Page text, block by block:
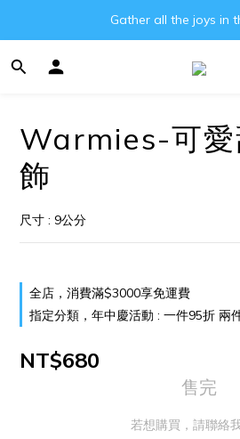
Gather all the joys in
Gather all the joys in
消費滿3000元即可享
Warmies-可愛
飾
尺寸 : 9公分
全店，消費滿$3000享免運費
指定分類，年中慶活動 : 一件95折 兩
NT$680
售完
若想購買，請聯絡我